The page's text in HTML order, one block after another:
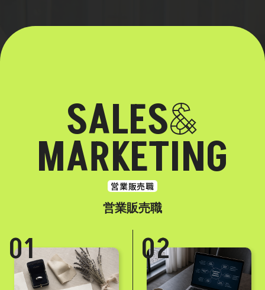
SALES&
MARKETING
営業販売職
営業販売職
01 02